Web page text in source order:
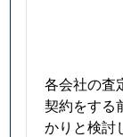
各会社の査
契約をする
かりと検討